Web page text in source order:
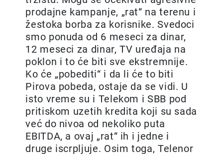
prodajne kampanje, „rat“ na terenu i
žestoka borba za korisnike. Svedoci
smo ponuda od 6 meseci za dinar,
12 meseci za dinar, TV uređaja na
poklon i to će biti sve ekstremnije.
Ko će „pobediti“ i da li će to biti
Pirova pobeda, ostaje da se vidi. U
isto vreme su i Telekom i SBB pod
pritiskom uzetih kredita koji su sada
već do nivoa od nekoliko puta
EBITDA, a ovaj „rat“ ih i jedne i
druge iscrpljuje. Osim toga, Telenor